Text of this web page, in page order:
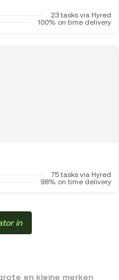
23 tasks via Hyred
100% on time delivery
75 tasks via Hyred
98% on time delivery
in
en kleine merken